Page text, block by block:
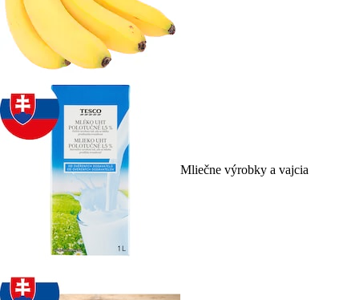
Mliečne výrobky a vajcia